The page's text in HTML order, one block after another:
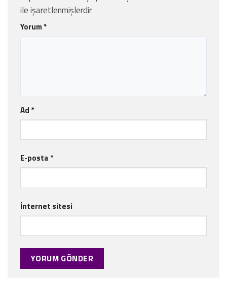
ile işaretlenmişlerdir
Yorum *
Ad *
E-posta *
İnternet sitesi